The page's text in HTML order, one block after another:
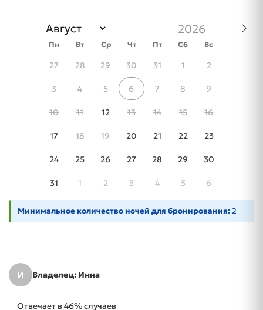
Пн Вт Ср Чт Пт Сб Вс
27 28 29 30 31 1 2
3 4 5 6 7 8 9
10 11 12 13 14 15 16
17 18 19 20 21 22 23
24 25 26 27 28 29 30
31 1 2 3 4 5 6
Минимальное количество ночей для бронирования:2
И Владелец: Инна
Отвечает в 46% случаев